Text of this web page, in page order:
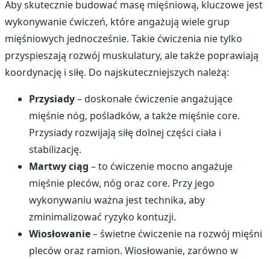
Aby skutecznie budować masę mięśniową, kluczowe jest
wykonywanie ćwiczeń, które angażują wiele grup
mięśniowych jednocześnie. Takie ćwiczenia nie tylko
przyspieszają rozwój muskulatury, ale także poprawiają
koordynację i siłę. Do najskuteczniejszych należą:
Przysiady– doskonałe ćwiczenie angażujące
mięśnie nóg, pośladków, a także mięśnie core.
Przysiady rozwijają siłę dolnej części ciała i
stabilizację.
Martwy ciąg – to ćwiczenie mocno angażuje
mięśnie pleców, nóg oraz core. Przy jego
wykonywaniu ważna jest technika, aby
zminimalizować ryzyko kontuzji.
Wiosłowanie– świetne ćwiczenie na rozwój mięśni
pleców oraz ramion. Wiosłowanie, zarówno w